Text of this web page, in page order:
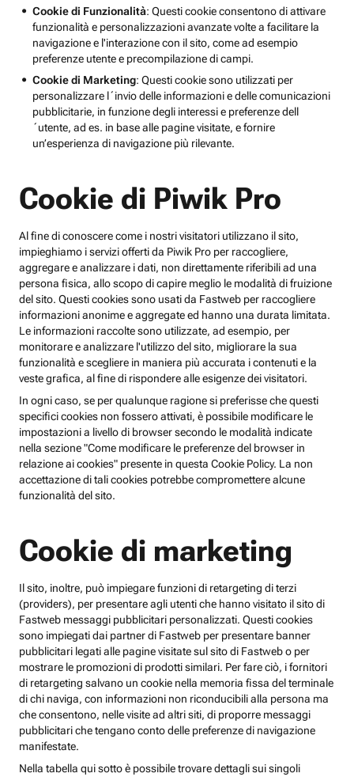
Cookie di Funzionalità: Questi cookie consentono di attivare
funzionalità e personalizzazioni avanzate volte a facilitare la
navigazione e l'interazione con il sito, come ad esempio
preferenze utente e precompilazione di campi.
Cookie di Marketing: Questi cookie sono utilizzati per
personalizzare l´invio delle informazioni e delle comunicazioni
pubblicitarie, in funzione degli interessi e preferenze dell
´utente, ad es. in base alle pagine visitate, e fornire
un’esperienza di navigazione più rilevante.
Cookie di Piwik Pro
Al fine di conoscere come i nostri visitatori utilizzano il sito,
impieghiamo i servizi offerti da Piwik Pro per raccogliere,
aggregare e analizzare i dati, non direttamente riferibili ad una
persona fisica, allo scopo di capire meglio le modalità di fruizione
del sito. Questi cookies sono usati da Fastweb per raccogliere
informazioni anonime e aggregate ed hanno una durata limitata.
Le informazioni raccolte sono utilizzate, ad esempio, per
monitorare e analizzare l'utilizzo del sito, migliorare la sua
funzionalità e scegliere in maniera più accurata i contenuti e la
veste grafica, al fine di rispondere alle esigenze dei visitatori.
In ogni caso, se per qualunque ragione si preferisse che questi
specifici cookies non fossero attivati, è possibile modificare le
impostazioni a livello di browser secondo le modalità indicate
nella sezione "Come modificare le preferenze del browser in
relazione ai cookies" presente in questa Cookie Policy. La non
accettazione di tali cookies potrebbe compromettere alcune
funzionalità del sito.
Cookie di marketing
Il sito, inoltre, può impiegare funzioni di retargeting di terzi
(providers), per presentare agli utenti che hanno visitato il sito di
Fastweb messaggi pubblicitari personalizzati. Questi cookies
sono impiegati dai partner di Fastweb per presentare banner
pubblicitari legati alle pagine visitate sul sito di Fastweb o per
mostrare le promozioni di prodotti similari. Per fare ciò, i fornitori
di retargeting salvano un cookie nella memoria fissa del terminale
di chi naviga, con informazioni non riconducibili alla persona ma
che consentono, nelle visite ad altri siti, di proporre messaggi
pubblicitari che tengano conto delle preferenze di navigazione
manifestate.
Nella tabella qui sotto è possibile trovare dettagli sui singoli